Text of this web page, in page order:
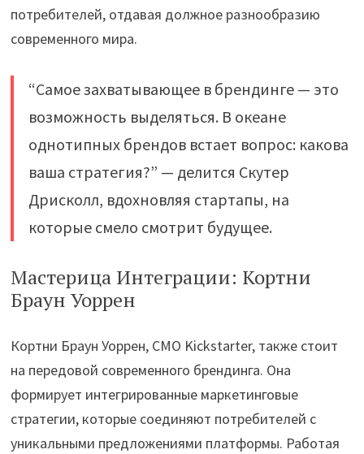
потребителей, отдавая должное разнообразию
современного мира.
“Самое захватывающее в брендинге — это
возможность выделяться. В океане
однотипных брендов встает вопрос: какова
ваша стратегия?” — делится Скутер
Дрисколл, вдохновляя стартапы, на
которые смело смотрит будущее.
Мастерица Интеграции: Кортни
Браун Уоррен
Кортни Браун Уоррен, CMO Kickstarter, также стоит
на передовой современного брендинга. Она
формирует интегрированные маркетинговые
стратегии, которые соединяют потребителей с
уникальными предложениями платформы. Работая